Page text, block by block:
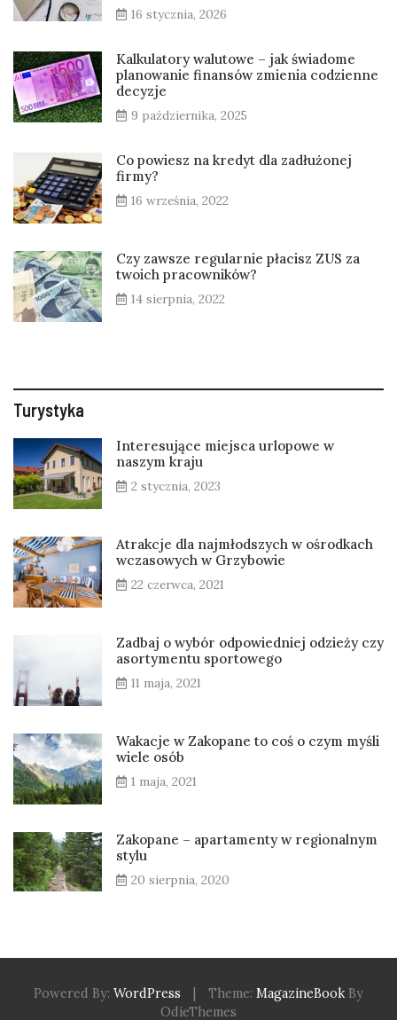
16 stycznia, 2026
Kalkulatory walutowe – jak świadome
planowanie finansów zmienia codzienne
decyzje
9 października, 2025
Co powiesz na kredyt dla zadłużonej
firmy?
16 września, 2022
Czy zawsze regularnie płacisz ZUS za
twoich pracowników?
14 sierpnia, 2022
Turystyka
Interesujące miejsca urlopowe w
naszym kraju
2 stycznia, 2023
Atrakcje dla najmłodszych w ośrodkach
wczasowych w Grzybowie
22 czerwca, 2021
Zadbaj o wybór odpowiedniej odzieży czy
asortymentu sportowego
11 maja, 2021
Wakacje w Zakopane to coś o czym myśli
wiele osób
1 maja, 2021
Zakopane – apartamenty w regionalnym
stylu
20 sierpnia, 2020
Powered By: WordPress Theme: MagazineBook By
OdieThemes